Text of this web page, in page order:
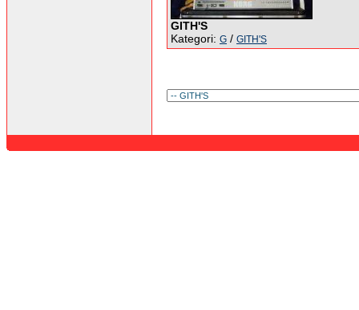
GITH'S
Kategori: G / GITH'S